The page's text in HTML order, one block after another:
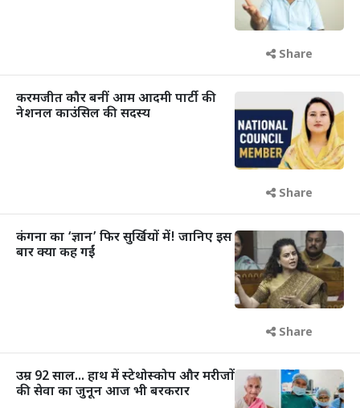
Share
करमजीत कौर बनीं आम आदमी पार्टी की
नेशनल काउंसिल की सदस्य
Share
कंगना का ‘ज्ञान’ फिर सुर्खियों में! जानिए इस
बार क्या कह गईं
Share
उम्र 92 साल... हाथ में स्टेथोस्कोप और मरीजों
की सेवा का जुनून आज भी बरकरार